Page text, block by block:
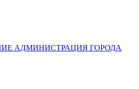
АДМИНИСТРАЦИЯ ГОРОДА